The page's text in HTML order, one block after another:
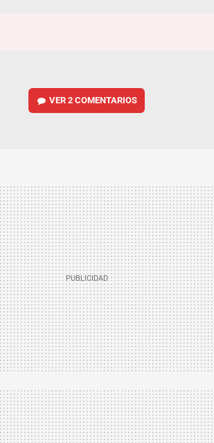
VER2 COMENTARIOS